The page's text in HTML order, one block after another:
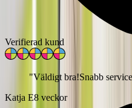
Verifierad kund
"Väldigt bra!Snabb
Katja E8 veckor